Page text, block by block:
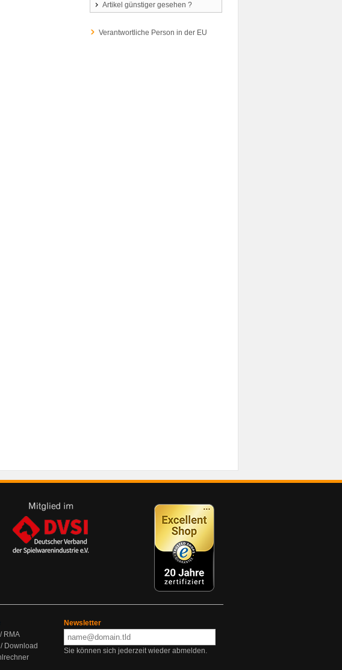
Artikel günstiger gesehen ?
Verantwortliche Person in der EU
RMA
Download
Newsletter
Sie können sich jederzeit wieder abmelden.